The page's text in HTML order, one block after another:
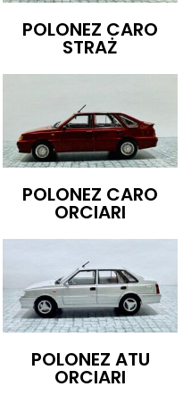
POLONEZ CARO
STRAŻ
POLONEZ CARO
ORCIARI
POLONEZ ATU
ORCIARI